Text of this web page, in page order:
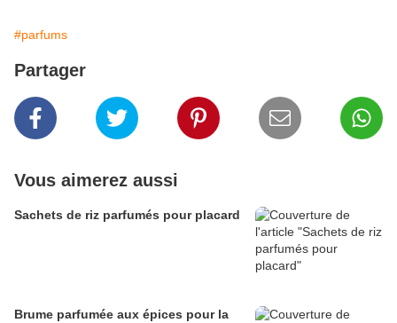
#parfums
Partager
Vous aimerez aussi
Sachets de riz parfumés pour placard
Brume parfumée aux épices pour la